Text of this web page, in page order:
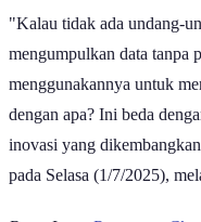
"Kalau tidak ada undang-
mengumpulkan data tanpa
menggunakannya untuk
dengan apa? Ini beda
inovasi yang
pada Selasa (1/7/2025),